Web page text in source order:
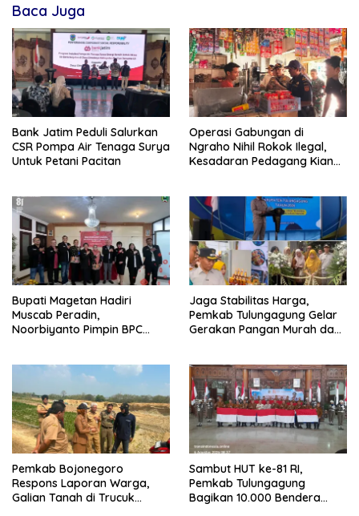
Baca Juga
Bank Jatim Peduli Salurkan
CSR Pompa Air Tenaga Surya
Untuk Petani Pacitan
Operasi Gabungan di
Ngraho Nihil Rokok Ilegal,
Kesadaran Pedagang Kian
Bupati Magetan Hadiri
Muscab Peradin,
Noorbiyanto Pimpin BPC
Jaga Stabilitas Harga,
Pemkab Tulungagung Gelar
Gerakan Pangan Murah dan
Pemkab Bojonegoro
Respons Laporan Warga,
Galian Tanah di Trucuk
Sambut HUT ke-81 RI,
Pemkab Tulungagung
Bagikan 10.000 Bendera